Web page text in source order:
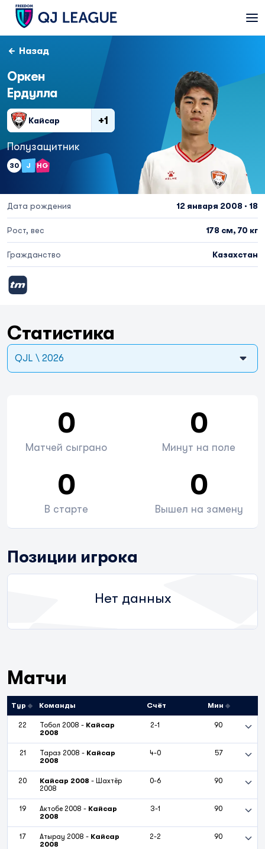
Назад
Оркен
Ердулла
Кайсар +1
Полузащитник
30 J HG
Дата рождения 12 января 2008 · 18
Рост, вес 178 см, 70 кг
Гражданство Казахстан
Статистика
QJL \ 2026
0
Матчей сыграно
0
Минут на поле
0
В старте
0
Вышел на замену
Позиции игрока
Нет данных
Матчи
Тур Команды Счёт Мин
22 Тобол 2008 - Кайсар
2008
2-1 90
21 Тараз 2008 - Кайсар
2008
4-0 57
20 Кайсар 2008 - Шахтёр
2008
0-6 90
19 Актобе 2008 - Кайсар
2008
3-1 90
17 Атырау 2008 - Кайсар
2008
2-2 90